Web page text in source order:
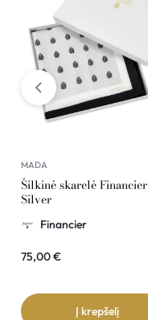
MADA
Šilkinė skarelė Financier
Silver
Financier
75,00€
Į krepšelį